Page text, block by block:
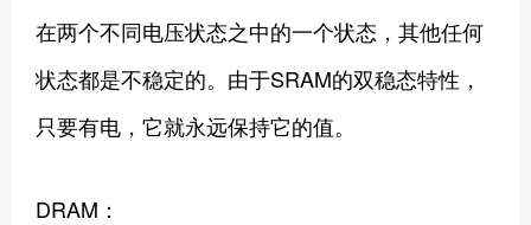
在两个不同电压状态之中的一个状态，其他任何
状态都是不稳定的。由于SRAM的双稳态特性，
只要有电，它就永远保持它的值。
DRAM：